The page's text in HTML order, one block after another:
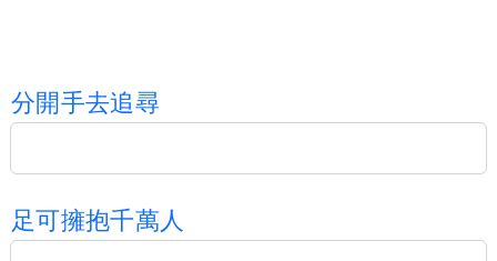
分開手去追尋
足可擁抱千萬人